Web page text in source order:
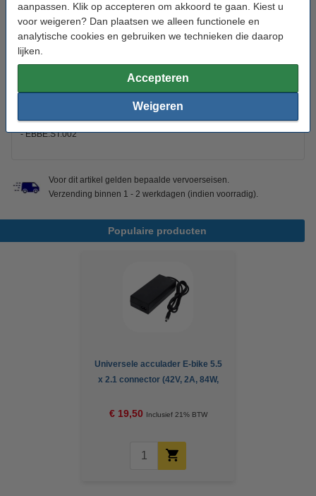
aanpassen. Klik op accepteren om akkoord te gaan. Kiest u
voor weigeren? Dan plaatsen we alleen functionele en
analytische cookies en gebruiken we technieken die daarop
lijken.
Accepteren
Weigeren
Dit product vervangt partnummers:
4260360832185
4260360832192
4260360832208
4260360832734
75-05-00193
BU.EBBE.ST.006
EBBE.ST.002
FB87005
FB87006
P1051926
P1051927
TL-36156A
TL-36189A
Voor dit artikel gelden bepaalde vervoerseisen.
Verzending binnen 1 - 2 werkdagen (indien voorradig).
Populaire producten
Universele acculader E-bike 5.5
x 2.1 connector (42V, 2A, 84W,
€ 19,50 Inclusief 21% BTW